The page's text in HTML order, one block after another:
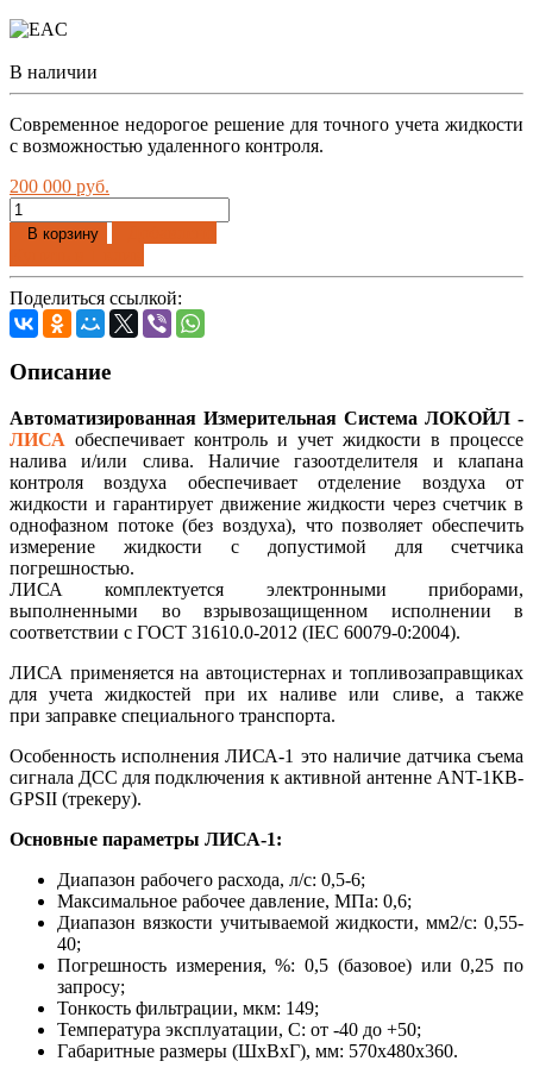
В наличии
Современное недорогое решение для точного учета жидкости
с возможностью удаленного контроля.
200 000 руб.
В корзину
Поделиться ссылкой:
Описание
Автоматизированная Измерительная Система ЛОКОЙЛ -
ЛИСА обеспечивает контроль и учет жидкости в процессе
налива и/или слива. Наличие газоотделителя и клапана
контроля воздуха обеспечивает отделение воздуха от
жидкости и гарантирует движение жидкости через счетчик в
однофазном потоке (без воздуха), что позволяет обеспечить
измерение жидкости с допустимой для счетчика
погрешностью.
ЛИСА комплектуется электронными приборами,
выполненными во взрывозащищенном исполнении в
соответствии с ГОСТ 31610.0-2012 (IEC 60079-0:2004).
ЛИСА применяется на автоцистернах и топливозаправщиках
для учета жидкостей при их наливе или сливе, а также
при заправке специального транспорта.
Особенность исполнения ЛИСА-1 это наличие датчика съема
сигнала ДСС для подключения к активной антенне ANT-1КВ-
GPSII (трекеру).
Основные параметры ЛИСА-1:
Диапазон рабочего расхода, л/с: 0,5-6;
Максимальное рабочее давление, МПа: 0,6;
Диапазон вязкости учитываемой жидкости, мм2/с: 0,55-
40;
Погрешность измерения, %: 0,5 (базовое) или 0,25 по
запросу;
Тонкость фильтрации, мкм: 149;
Температура эксплуатации, С: от -40 до +50;
Габаритные размеры (ШхВхГ), мм: 570х480х360.